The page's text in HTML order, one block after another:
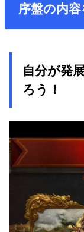
序盤の内容
自分が発
ろう！